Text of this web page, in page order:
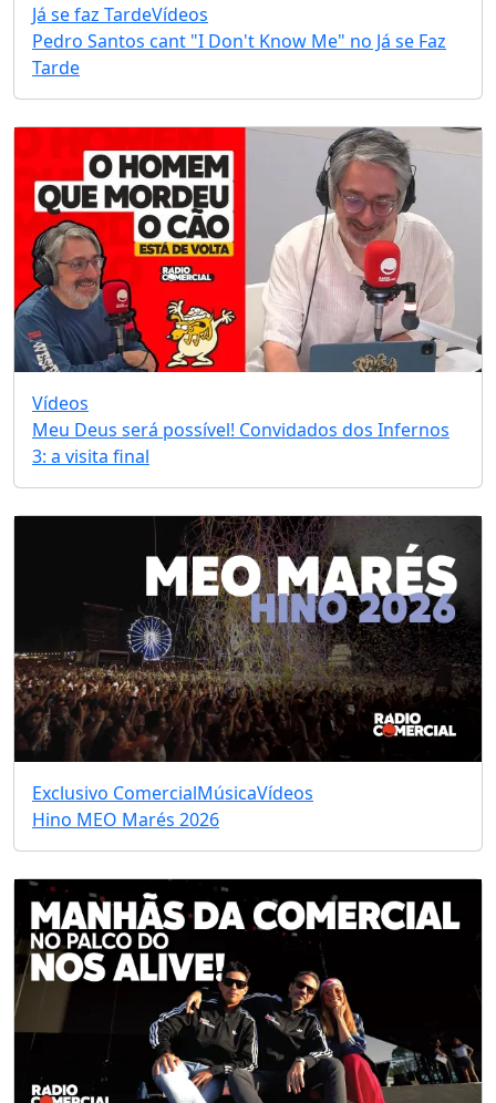
Já se faz TardeVídeos
Pedro Santos cant "I Don't Know Me" no Já se Faz
Tarde
Vídeos
Meu Deus será possível! Convidados dos Infernos
3: a visita final
Exclusivo ComercialMúsicaVídeos
Hino MEO Marés 2026